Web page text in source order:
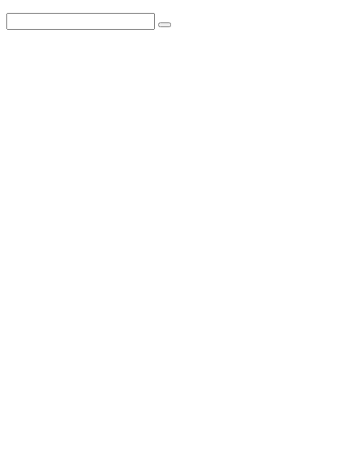
for:
Search